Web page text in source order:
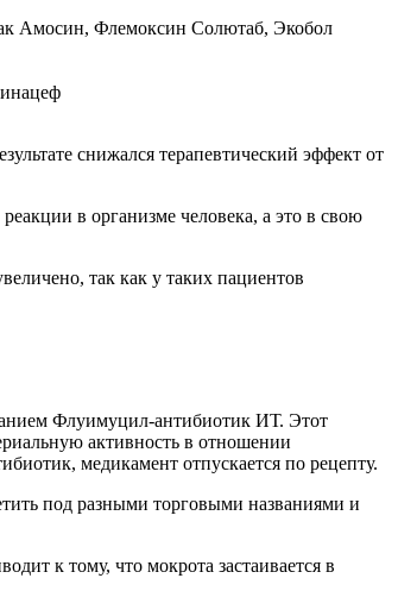
Амосин, Флемоксин Солютаб, Экобол
снижался терапевтический эффект от
в организме человека, а это в свою
так как у таких пациентов
Флуимуцил-антибиотик ИТ. Этот
активность в отношении
медикамент отпускается по рецепту.
под разными торговыми названиями и
к тому, что мокрота застаивается в